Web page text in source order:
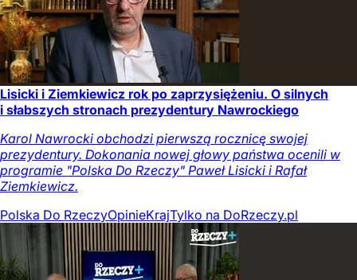
Lisicki i Ziemkiewicz rok po zaprzysiężeniu. O silnych
i słabszych stronach prezydentury Nawrockiego
Karol Nawrocki obchodzi pierwszą rocznicę swojej
prezydentury. Dokonania nowej głowy państwa ocenili w
programie "Polska Do Rzeczy" Paweł Lisicki i Rafał
Ziemkiewicz.
Polska Do RzeczyOpinieKrajTylko na DoRzeczy.pl